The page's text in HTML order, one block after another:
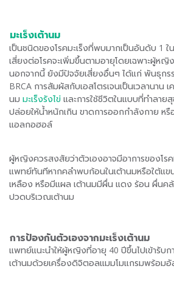
มะเร็งเต้านม
เป็นชนิดของโรคมะเร็งที่พบมากเป็นอันดับ 1
เสี่ยงต่อโรคจะเพิ่มขึ้นตามอายุโดยเฉพาะผู้หญิ
นอกจากนี้ ยังมีปัจจัยเสี่ยงอื่นๆ ได้แก่ พันธุก
BRCA การสัมผัสกับเอสโตรเจนเป็นเวลานาน เ
นม มะเร็งรังไข่ และการใช้ชีวิตในแบบที่ทำลายสุ
ปล่อยให้น้ำหนักเกิน ขาดการออกกำลังกาย ห
แอลกอฮอล์
ผู้หญิงควรสงสัยว่าตัวเองอาจมีอาการของโรค
แพทย์ทันทีหากคลำพบก้อนในเต้านมหรือใต้แ
เหลือง หรือมีแผล เต้านมมีผื่น แดง ร้อน ผื่นค
ปวดบริเวณเต้านม
การป้องกันตัวเองจากมะเร็งเต้านม
แพทย์แนะนำให้ผู้หญิงที่อายุ 40 ปีขึ้นไปเข้ารับก
เต้านมด้วยเครื่องดิจิตอลแมมโมแกรมพร้อม